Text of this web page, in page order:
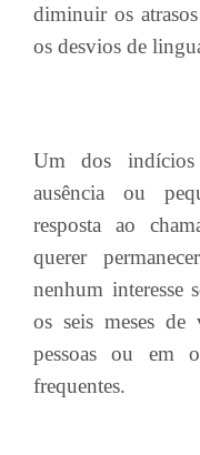
diminuir os
os desvios de
Um dos
ausência ou
resposta ao
querer
nenhum interesse
os seis meses de
pessoas ou em
frequentes.